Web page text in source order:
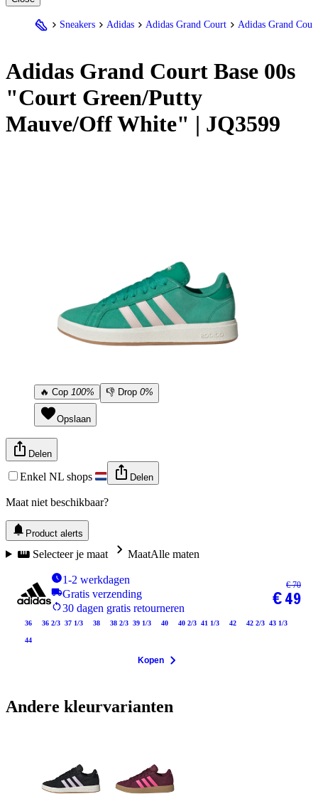
Sneakers Adidas Adidas Grand Court Adidas Grand
Adidas Grand Court Base 00s
"Court Green/Putty
Mauve/Off White" | JQ3599
🔥 Cop 100% 👎 Drop 0%
Opslaan
Delen
Enkel NL shops Delen
Maat niet beschikbaar?
Product alerts
Selecteer je maat MaatAlle maten
1-2 werkdagen
Gratis verzending
30 dagen gratis retourneren
36 36 2/3 37 1/3 38 38 2/3 39 1/3 40 40 2/3 41 1/3 42 42 2/3 43 1/3
44
€ 70
€ 49
Kopen
Andere kleurvarianten